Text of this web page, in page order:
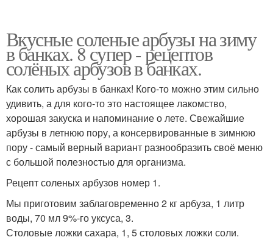
Вкусные соленые арбузы на зиму
в банках. 8 супер - рецептов
солёных арбузов в банках.
Как солить арбузы в банках! Кого-то можно этим сильно
удивить, а для кого-то это настоящее лакомство,
хорошая закуска и напоминание о лете. Свежайшие
арбузы в летнюю пору, а консервированные в зимнюю
пору - самый верный вариант разнообразить своё меню
с большой полезностью для организма.
Рецепт соленых арбузов номер 1.
Мы приготовим заблаговременно 2 кг арбуза, 1 литр
воды, 70 мл 9%-го уксуса, 3.
Столовые ложки сахара, 1, 5 столовых ложки соли.